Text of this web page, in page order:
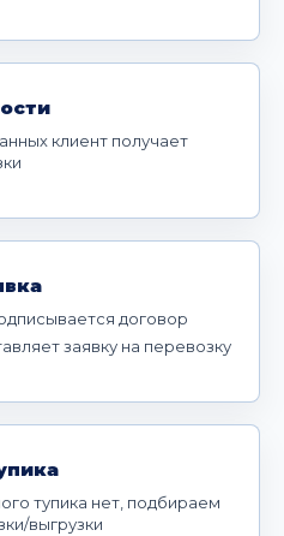
клиент получает
договор
заявку на перевозку
тупика нет, подбираем
выгрузки